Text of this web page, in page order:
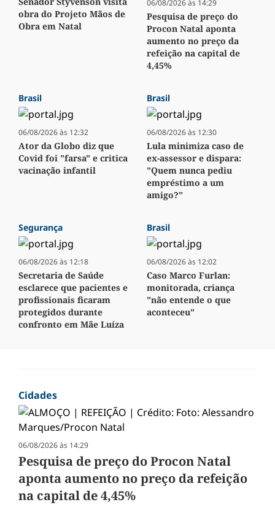
obra do Projeto Mãos de
Obra em Natal
06/08/2026 às 14:29
Pesquisa de preço do
Procon Natal aponta
aumento no preço da
refeição na capital de
4,45%
Brasil
06/08/2026 às 12:32
Ator da Globo diz que
Covid foi "farsa" e critica
vacinação infantil
Brasil
06/08/2026 às 12:30
Lula minimiza caso de
ex-assessor e dispara:
"Quem nunca pediu
empréstimo a um
amigo?"
Segurança
06/08/2026 às 12:18
Secretaria de Saúde
esclarece que pacientes e
profissionais ficaram
protegidos durante
confronto em Mãe Luíza
Brasil
06/08/2026 às 12:02
Caso Marco Furlan:
monitorada, criança
"não entende o que
aconteceu"
Cidades
06/08/2026 às 14:29
Pesquisa de preço do Procon Natal
aponta aumento no preço da refeição
na capital de 4,45%